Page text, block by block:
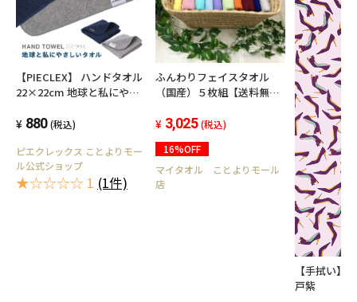
【PIECLEX】 ハンドタオル
22×22cm 地球と私にやさ
880 (税込)
ピエクレックス ことよりモー
ル公式ショップ
★☆☆☆☆ 1 (1件)
ふんわりフェイスタオル
（国産）５枚組【送料無
3,025 (税込)
16%OFF
マイタオル ことよりモール
店
【手拭い】
戸紫